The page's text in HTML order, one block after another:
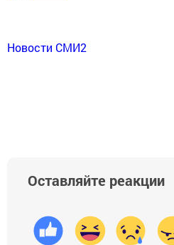
Новости СМИ2
Оставляйте реакции